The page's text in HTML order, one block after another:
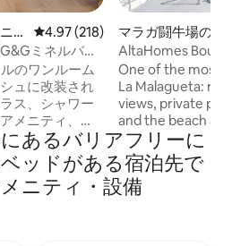
ア
レビュー218件、5つ星中4.97つ
4.97 (218)
ミネルバス
のワンルーム
ュに改装され
ス、シャワー
メニティ、
ボックスを備え
オープンしてい
。 庭園を散策
マラガ闘牛場のア
ンション
AltaHomes
リーアパートメン
One of the most
La Malagueta:
views, private
and the beach a
bedrooms, two
ultra-fast WiFi,
kitchen. 🛏 2 bedrooms: queen-size bed
+ double bed,
あるバリアフリーに
ッドがある宿泊先で
ニティ・設備